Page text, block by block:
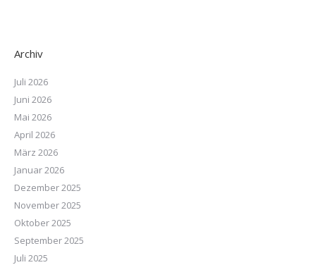
Archiv
Juli 2026
Juni 2026
Mai 2026
April 2026
März 2026
Januar 2026
Dezember 2025
November 2025
Oktober 2025
September 2025
Juli 2025